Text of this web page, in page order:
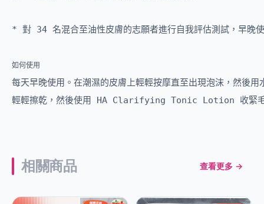
* 對 34 名混合至油性皮膚的志願者進行自我評估測試，早晚
如何使用
每天早晚使用。在潮濕的皮膚上輕輕按摩直至出現泡沫，然後用
輕輕擦乾，然後使用 HA Clarifying Tonic Lotion 收緊
相關商品 查看更多 →